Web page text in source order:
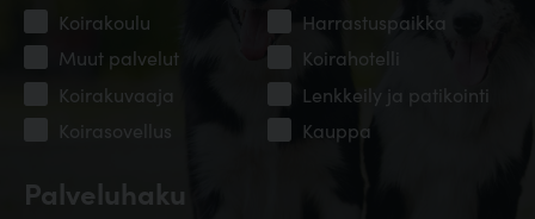
Palveluhaku
Koirakoulu
Harrastuspaikka
Muut palvelut
Koirahotelli
Koirakuvaaja
Lenkkeily ja patikointi
Koirasovellus
Kauppa